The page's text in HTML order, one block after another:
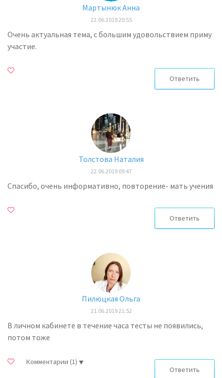
Мартынюк Анна
22.06.2019 20:55
Очень актуальная тема, с большим удовольствием приму
участие.
Ответить
Толстова Наталия
22.06.2019 09:47
Спасибо, очень информативно, повторение- мать учения
Ответить
Пилюцкая Ольга
21.06.2019 21:52
В личном кабинете в течение часа тесты не появились,
потом тоже
Комментарии (1)
Ответить